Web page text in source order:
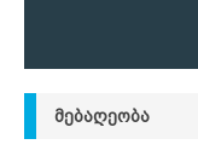
ᲛᲔᲑᲐᲦᲔᲝᲑᲐ